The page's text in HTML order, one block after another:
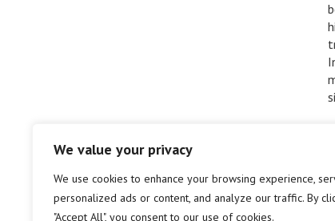
We value your privacy
We use cookies to enhance your browsing experience,
personalized ads or content, and analyze our traffic. By
"Accept All", you consent to our use of cookies.